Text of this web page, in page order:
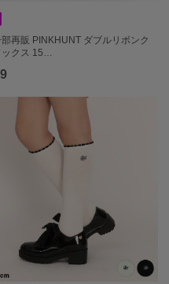
再販 PINKHUNT ダブルリボンク
ックス 15…